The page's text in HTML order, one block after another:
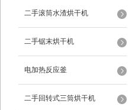
二手滚筒水渣烘干机
二手锯末烘干机
电加热反应釜
二手回转式三筒烘干机